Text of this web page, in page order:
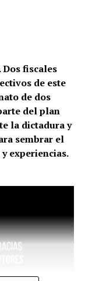
Dos fiscales
de este
de dos
del plan
la dictadura y
sembrar el
experiencias.